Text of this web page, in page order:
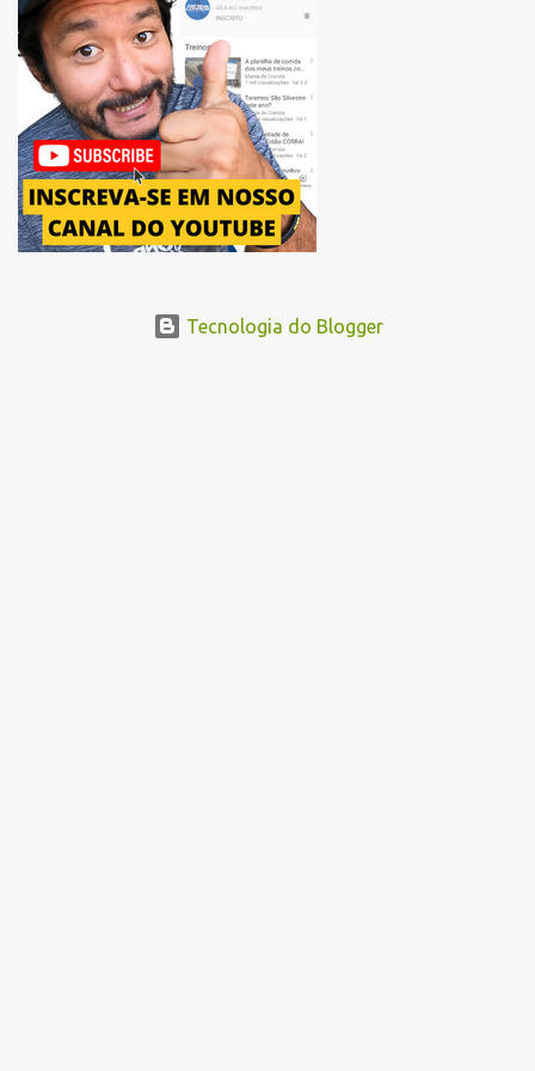
um novo trajeto na região do Pacaembu e Barra Funda. Após a
Avenida Pacaembu, os corredores seguirão pela Avenida Doutor
Abraão Ribeiro, passando ao lado do Memorial da América Latina,
acessando a Avenida Norma Pieruccini Giannotti, a Avenida Rudge e
...
Tecnologia do Blogger